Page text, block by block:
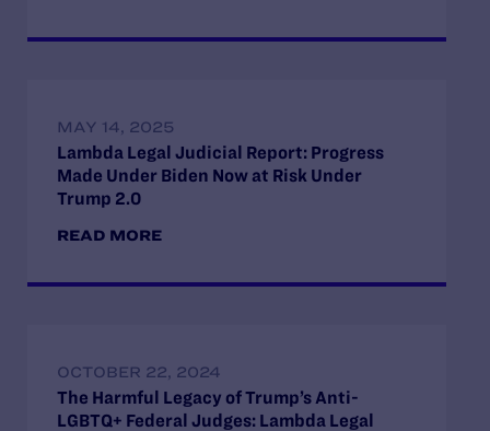
MAY 14, 2025
Lambda Legal Judicial Report: Progress
Made Under Biden Now at Risk Under
Trump 2.0
READ MORE
OCTOBER 22, 2024
The Harmful Legacy of Trump’s Anti-
LGBTQ+ Federal Judges: Lambda Legal